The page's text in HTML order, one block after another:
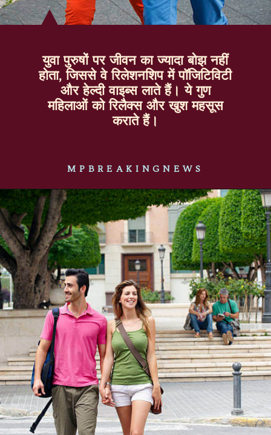
MPBREAKINGNEWS
युवा पुरुषों पर जीवन का ज्यादा बोझ नहीं
होता, जिससे वे रिलेशनशिप में पॉजिटिविटी
और हेल्दी वाइब्स लाते हैं। ये गुण
महिलाओं को रिलैक्स और खुश महसूस
कराते हैं।